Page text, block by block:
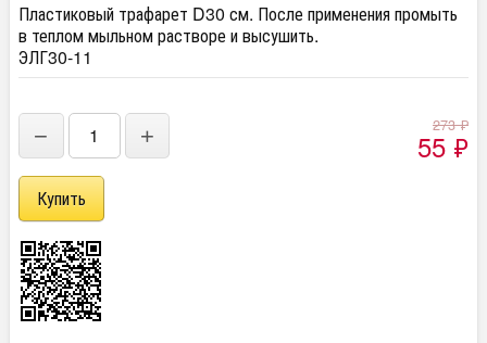
Пластиковый трафарет D30 см. После применения промыть
в теплом мыльном растворе и высушить.
ЭЛГ30-11
− + 273₽
55 ₽